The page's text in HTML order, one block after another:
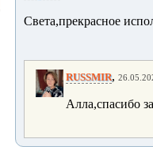
Света,прекрасное
RUSSMIR,
Алла,спасибо